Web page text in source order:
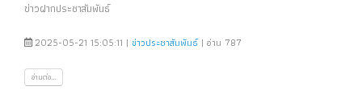
ข่าวฝากประชาสัมพันธ์
2025-05-21 15:05:11 | ข่าวประชาสัมพันธ์| อ่าน 787
อ่านต่อ...